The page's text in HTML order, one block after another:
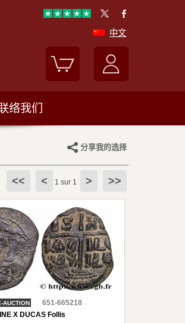
中文
络我们
分享我的选择
<< < 1 sur 1 > >>
AUCTION
651-665218
X DUCAS Follis